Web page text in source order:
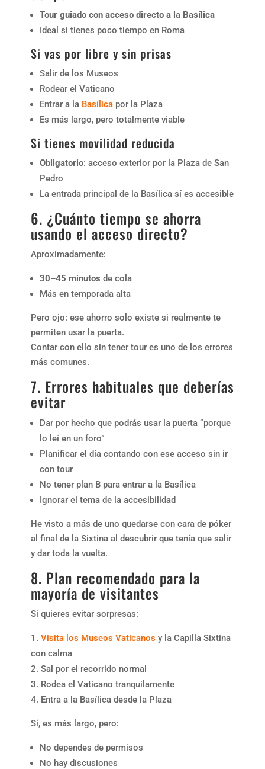
Tour guiado con acceso directo a la Basílica
Ideal si tienes poco tiempo en Roma
Si vas por libre y sin prisas
Salir de los Museos
Rodear el Vaticano
Entrar a la Basílicapor la Plaza
Es más largo, pero totalmente viable
Si tienes movilidad reducida
Obligatorio: acceso exterior por la Plaza de San
Pedro
La entrada principal de la Basílica sí es accesible
6. ¿Cuánto tiempo se ahorra
usando el acceso directo?
Aproximadamente:
30–45 minutos de cola
Más en temporada alta
Pero ojo: ese ahorro solo existe si realmente te
permiten usar la puerta.
Contar con ello sin tener tour es uno de los errores
más comunes.
7. Errores habituales que deberías
evitar
Dar por hecho que podrás usar la puerta “porque
lo leí en un foro”
Planificar el día contando con ese acceso sin ir
con tour
No tener plan B para entrar a la Basílica
Ignorar el tema de la accesibilidad
He visto a más de uno quedarse con cara de póker
al final de la Sixtina al descubrir que tenía que salir
y dar toda la vuelta.
8. Plan recomendado para la
mayoría de visitantes
Si quieres evitar sorpresas:
Visita los Museos Vaticanos y la Capilla Sixtina
con calma
Sal por el recorrido normal
Rodea el Vaticano tranquilamente
Entra a la Basílica desde la Plaza
Sí, es más largo, pero:
No dependes de permisos
No hay discusiones